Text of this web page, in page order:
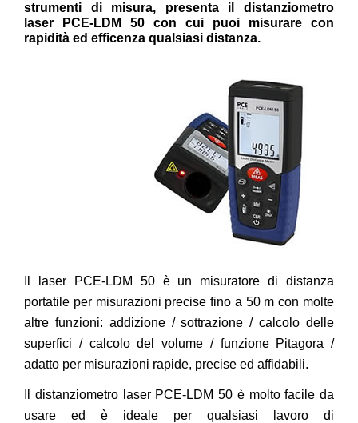
strumenti di misura, presenta il distanziometro
laser PCE-LDM 50 con cui puoi misurare con
rapidità ed efficenza qualsiasi distanza.
Il laser PCE-LDM 50 è un misuratore di distanza
portatile per misurazioni precise fino a 50 m con molte
altre funzioni: addizione / sottrazione / calcolo delle
superfici / calcolo del volume / funzione Pitagora /
adatto per misurazioni rapide, precise ed affidabili.
Il distanziometro laser PCE-LDM 50 è molto facile da
usare ed è ideale per qualsiasi lavoro di